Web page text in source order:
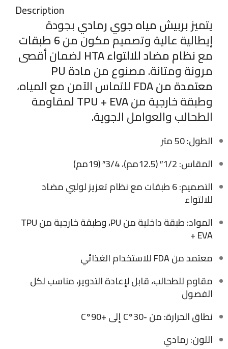
Description
يتميزبربيش مياه جوي رماديبجودة
إيطالية عالية وتصميم مكون من6 طبقات
معنظام مضاد للالتواء HTA لضمان أقصى
مرونة ومتانة. مصنوع من مادة PU
معتمدة من FDA للتماس الآمن مع المياه،
وطبقة خارجية منTPU + EVAلمقاومة
الطحالب والعوامل الجوية.
الطول: 50 متر
المقاس: 1/2″ (12.5مم)، 3/4″ (19مم)
التصميم: 6 طبقات مع نظام تعزيز لولبي مضاد
للالتواء
المواد: طبقة داخلية من PU، وطبقة خارجية من TPU
+ EVA
معتمد من FDA للاستخدام الغذائي
مقاوم للطحالب، قابل لإعادة التدوير، مناسب لكل
الفصول
نطاق الحرارة: من -30°C إلى +90°C
اللون: رمادي